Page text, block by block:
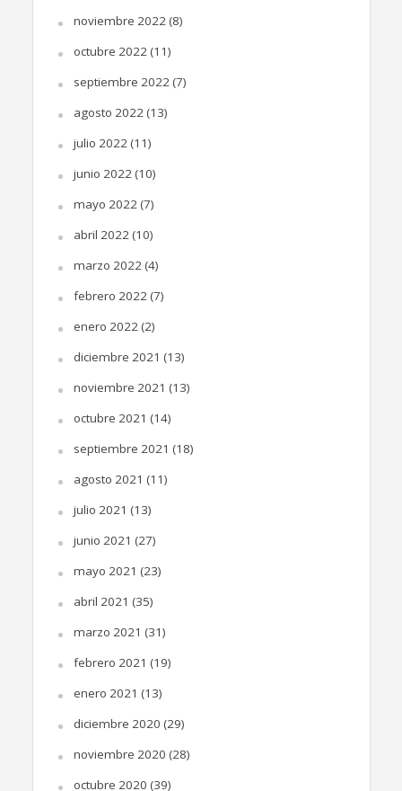
noviembre 2022(8)
octubre 2022(11)
septiembre 2022(7)
agosto 2022(13)
julio 2022(11)
junio 2022(10)
mayo 2022(7)
abril 2022(10)
marzo 2022(4)
febrero 2022(7)
enero 2022(2)
diciembre 2021 (13)
noviembre 2021 (13)
octubre 2021 (14)
septiembre 2021 (18)
agosto 2021 (11)
julio 2021 (13)
junio 2021 (27)
mayo 2021 (23)
abril 2021 (35)
marzo 2021 (31)
febrero 2021 (19)
enero 2021 (13)
diciembre 2020 (29)
noviembre 2020 (28)
octubre 2020 (39)